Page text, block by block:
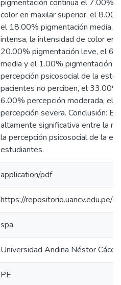
pigmentación continua el 7.00%.
color en maxilar superior, el
el 18.00% pigmentación media,
intensa, la intensidad de color en
20.00% pigmentación leve, el
media y el 1.00% pigmentación
percepción psicosocial de la
pacientes no perciben, el
6.00% percepción moderada, el
percepción severa. Conclusión:
altamente significativa entre la
la percepción psicosocial de la
estudiantes.
application/pdf
https://repositorio.uancv.edu.pe/
spa
Universidad Andina Néstor
PE